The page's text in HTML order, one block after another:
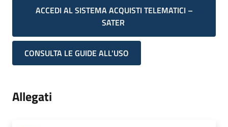
ACCEDI AL SISTEMA ACQUISTI TELEMATICI –
SATER
CONSULTA LE GUIDE ALL'USO
Allegati